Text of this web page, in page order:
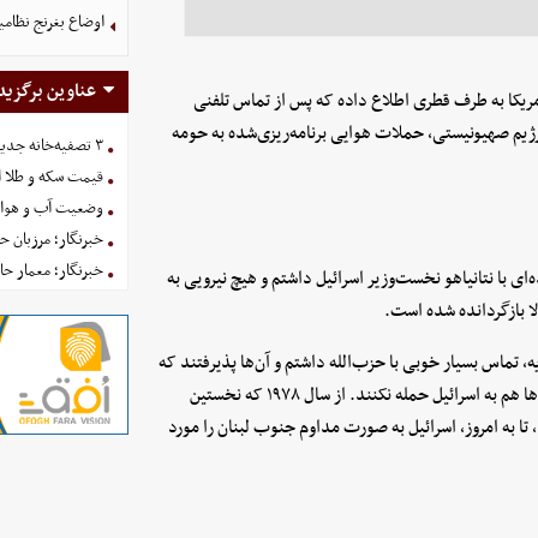
به طرف قطری اطلاع داده که پس از تماس تلفنی
صهیونیستی، حملات هوایی برنامه‌ریزی‌شده به حومه
نتانیاهو نخست‌وزیر اسرائیل داشتم و هیچ نیرویی به
بازگردانده شده است.
تماس بسیار خوبی با حزب‌الله داشتم و آن‌ها پذیرفتند که
همه تیراندازی‌ها متوقف شود - اینکه اسرائیل به آن‌ها حمله نکند و آن‌ها هم به اسرائیل حمله نکنند. از سال ۱۹۷۸ که نخستین
اسرائیل به جنوب لبنان پس از جنگ ۱۹۴۸ رخ داد، تا به امروز، اسرائیل به صورت مداوم جنوب لبنان را مورد
اوضاع بغرنج
عناوین
۳ تصفیه‌خانه جدید برای فضای سبز تهران در راه است
قیمت سکه و طلا امروز
وضعیت آب و هوای
خبرنگار؛
خبرنگار؛ معمار